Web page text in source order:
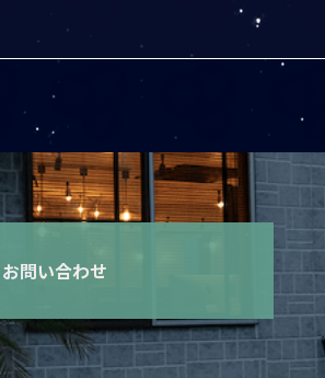
お問い合わせ